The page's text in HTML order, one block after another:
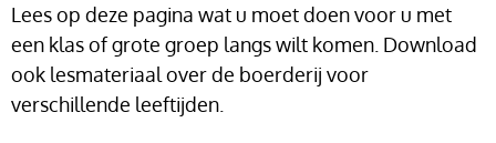
Lees op deze pagina wat u moet doen voor u met
een klas of grote groep langs wilt komen. Download
ook lesmateriaal over de boerderij voor
verschillende leeftijden.